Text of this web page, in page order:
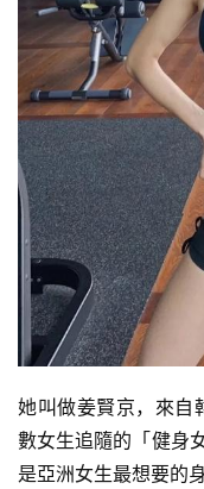
她叫做姜賢京，來自
數女生追隨的「健身
是亞洲女生最想要的身